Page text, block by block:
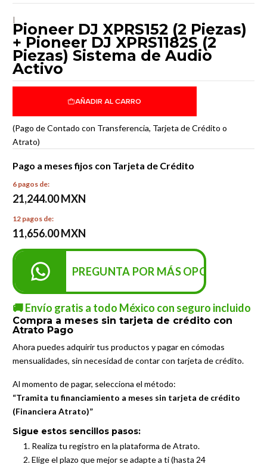
|
Pioneer DJ XPRS152 (2 Piezas)
+ Pioneer DJ XPRS1182S (2
Piezas) Sistema de Audio
Activo
AÑADIR AL CARRO
(Pago de Contado con Transferencia, Tarjeta de Crédito o
Atrato)
Pago a meses fijos con Tarjeta de Crédito
6 pagos de:
21,244.00 MXN
12 pagos de:
11,656.00 MXN
PREGUNTA POR MÁS OPCIONES DE
🚚 Envío gratis a todo México con seguro incluido
Compra a meses sin tarjeta de crédito con
Atrato Pago
Ahora puedes adquirir tus productos y pagar en cómodas
mensualidades, sin necesidad de contar con tarjeta de crédito.
Al momento de pagar, selecciona el método:
“Tramita tu financiamiento a meses sin tarjeta de crédito
(Financiera Atrato)”
Sigue estos sencillos pasos:
Realiza tu registro en la plataforma de Atrato.
Elige el plazo que mejor se adapte a ti (hasta 24